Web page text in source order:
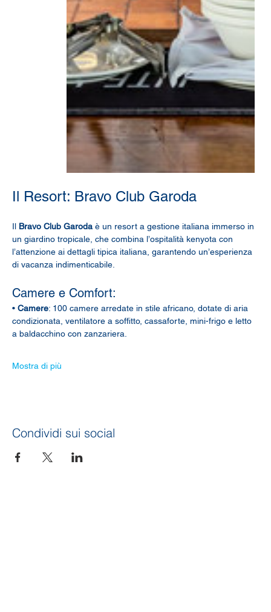
Il Resort: Bravo Club Garoda
Il Bravo Club Garoda è un resort a gestione italiana immerso in
un giardino tropicale, che combina l’ospitalità kenyota con
l’attenzione ai dettagli tipica italiana, garantendo un’esperienza
di vacanza indimenticabile.
Camere e Comfort:
• Camere: 100 camere arredate in stile africano, dotate di aria
condizionata, ventilatore a soffitto, cassaforte, mini-frigo e letto
a baldacchino con zanzariera.
Mostra di più
Condividi sui social